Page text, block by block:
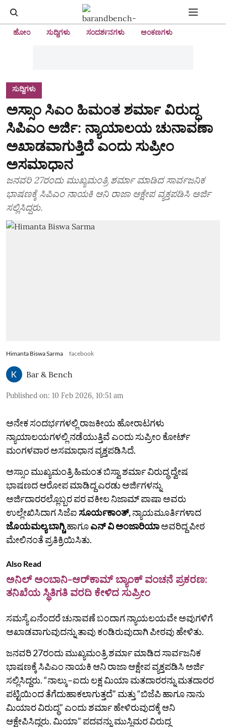
ಹೋಂ ಸುದ್ದಿಗಳು ಸಂದರ್ಶನಗಳು ಅಂಕಣಗಳು
ಸುದ್ದಿಗಳು
ಅಸ್ಸಾಂ ಸಿಎಂ ಹಿಮಂತ ಶರ್ಮಾ ವಿರುದ್ಧ
ಸಿಪಿಎಂ ಅರ್ಜಿ: ನ್ಯಾಯಾಲಯ ಚುನಾವಣಾ
ಅಖಾಡವಾಗುತ್ತಿದೆ ಎಂದು ಸುಪ್ರೀಂ
ಅಸಮಾಧಾನ
ಜನವರಿ 27ರಂದು ಮುಖ್ಯಮಂತ್ರಿ ಶರ್ಮಾ ಮಾಡಿದ ಸಾರ್ವಜನಿಕ
ಭಾಷಣಕ್ಕೆ ಸಿಪಿಎಂ ನಾಯಕಿ ಆನಿ ರಾಜಾ ಆಕ್ಷೇಪ ವ್ಯಕ್ತಪಡಿಸಿ ಅರ್ಜಿ
ಸಲ್ಲಿಸಿದ್ದರು.
Himanta Biswa Sarma facebook
Bar & Bench
Published on: 10 Feb 2026, 10:51 am
ಅನೇಕ ಸಂದರ್ಭಗಳಲ್ಲಿ ರಾಜಕೀಯ ಹೋರಾಟಗಳು
ನ್ಯಾಯಾಲಯಗಳಲ್ಲಿ ನಡೆಯುತ್ತಿವೆ ಎಂದು ಸುಪ್ರೀಂ ಕೋರ್ಟ್‌
ಮಂಗಳವಾರ ಅಸಮಾಧಾನ ವ್ಯಕ್ತಪಡಿಸಿದೆ.
ಅಸ್ಸಾಂ ಮುಖ್ಯಮಂತ್ರಿ ಹಿಮಂತ ಬಿಸ್ವಾ ಶರ್ಮಾ ವಿರುದ್ಧ ದ್ವೇಷ
ಭಾಷಣದ ಆರೋಪ ಮಾಡಿದ್ದ ಎರಡು ಅರ್ಜಿಗಳನ್ನು
ಅರ್ಜಿದಾರರಲ್ಲೊಬ್ಬರ ಪರ ವಕೀಲ ನಿಜಾಮ್‌ ಪಾಷಾ ಅವರು
ಉಲ್ಲೇಖಿಸಿದಾಗ ಸಿಜೆಐ ಸೂರ್ಯಕಾಂತ್‌,ನ್ಯಾಯಮೂರ್ತಿಗಳಾದ
ಜೊಯಮಲ್ಯ ಬಾಗ್ಚಿ ಹಾಗೂಎನ್‌ ವಿ ಅಂಜಾರಿಯಾಅವರಿದ್ದ ಪೀಠ
ಮೇಲಿನಂತೆ ಪ್ರತಿಕ್ರಿಯಿಸಿತು.
Also Read
ಅನಿಲ್ ಅಂಬಾನಿ-ಆರ್‌ಕಾಮ್‌ ಬ್ಯಾಂಕ್ ವಂಚನೆ ಪ್ರಕರಣ:
ತನಿಖೆಯ ಸ್ಥಿತಿಗತಿ ವರದಿ ಕೇಳಿದ ಸುಪ್ರೀಂ
ಸಮಸ್ಯೆ ಏನೆಂದರೆ ಚುನಾವಣೆ ಬಂದಾಗ ನ್ಯಾಯಲಯವೇ ಅವುಗಳಿಗೆ
ಅಖಾಡವಾಗುವುದನ್ನು ತಾವು ಕಂಡಿರುವುದಾಗಿ ಪೀಠವು ಹೇಳಿತು.
ಜನವರಿ 27ರಂದು ಮುಖ್ಯಮಂತ್ರಿ ಶರ್ಮಾ ಮಾಡಿದ ಸಾರ್ವಜನಿಕ
ಭಾಷಣಕ್ಕೆ ಸಿಪಿಎಂ ನಾಯಕಿ ಆನಿ ರಾಜಾ ಆಕ್ಷೇಪ ವ್ಯಕ್ತಪಡಿಸಿ ಅರ್ಜಿ
ಸಲ್ಲಿಸಿದ್ದರು. “ನಾಲ್ಕು–ಐದು ಲಕ್ಷ ಮಿಯಾ ಮತದಾರರನ್ನು ಮತದಾರರ
ಪಟ್ಟಿಯಿಂದ ತೆಗೆದುಹಾಕಲಾಗುತ್ತದೆ” ಮತ್ತು “ಬಿಜೆಪಿ ಹಾಗೂ ನಾನು
ಮಿಯಾರ ವಿರುದ್ಧ” ಎಂದು ಶರ್ಮಾ ಹೇಳಿರುವುದಕ್ಕೆ ಆನಿ
ಆಕ್ಷೇಪಿಸಿದ್ದರು. ಮಿಯಾ” ಪದವನ್ನು ಮುಸ್ಲಿಮರ ವಿರುದ್ಧ